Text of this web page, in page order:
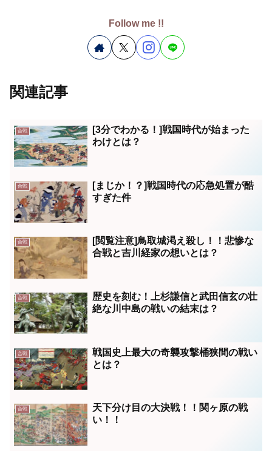
Follow me !!
関連記事
合戦
[3分でわかる！]戦国時代が始まった
わけとは？
合戦
[まじか！？]戦国時代の応急処置が酷
すぎた件
合戦
[閲覧注意]鳥取城渇え殺し！！悲惨な
合戦と吉川経家の想いとは？
合戦
歴史を刻む！上杉謙信と武田信玄の壮
絶な川中島の戦いの結末は？
合戦
戦国史上最大の奇襲攻撃桶狭間の戦い
とは？
合戦
天下分け目の大決戦！！関ヶ原の戦
い！！